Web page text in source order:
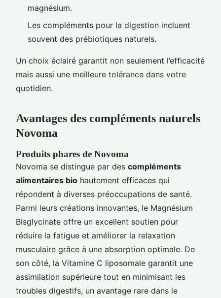
magnésium.
Les compléments pour la digestion incluent
souvent des prébiotiques naturels.
Un choix éclairé garantit non seulement l’efficacité
mais aussi une meilleure tolérance dans votre
quotidien.
Avantages des compléments naturels
Novoma
Produits phares de Novoma
Novoma se distingue par des compléments
alimentaires bio hautement efficaces qui
répondent à diverses préoccupations de santé.
Parmi leurs créations innovantes, le Magnésium
Bisglycinate offre un excellent soutien pour
réduire la fatigue et améliorer la relaxation
musculaire grâce à une absorption optimale. De
son côté, la Vitamine C liposomale garantit une
assimilation supérieure tout en minimisant les
troubles digestifs, un avantage rare dans le